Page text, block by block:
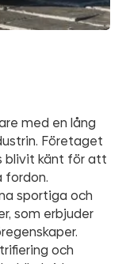
med en lång
Företaget
blivit känt för att
fordon.
sportiga och
som erbjuder
och